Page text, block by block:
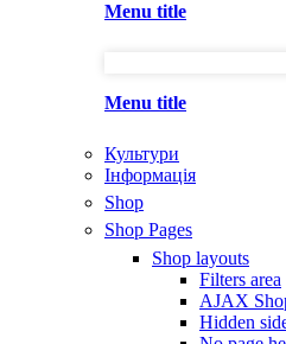
Menu title
Menu title
Культури
Інформація
Shop
Shop Pages
Shop layouts
Filters area
AJAX
Hidden